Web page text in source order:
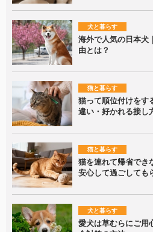
犬と暮らす
海外で人気の日本犬
由とは？
猫と暮らす
猫って順位付けをす
違い・好かれる接し
猫と暮らす
猫を連れて帰省でき
安心して過ごしても
犬と暮らす
愛犬は草むらにご用